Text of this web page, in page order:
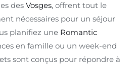
des Vosges, offrent tout le
nécessaires pour un séjour
planifiez une Romantic
en famille ou un week-end
sont conçus pour répondre à